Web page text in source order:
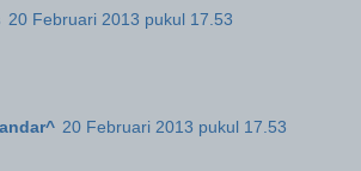
20 Februari 2013 pukul 17.53
20 Februari 2013 pukul 17.53